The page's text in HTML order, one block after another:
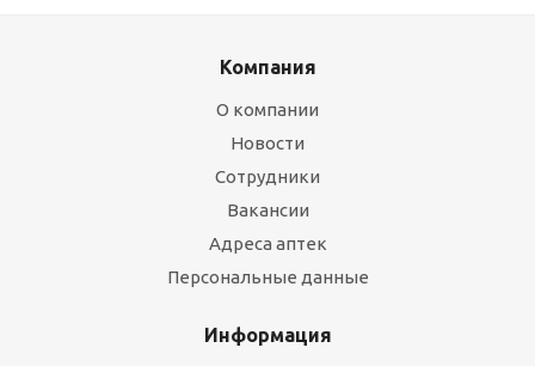
Компания
О компании
Новости
Сотрудники
Вакансии
Адреса аптек
Персональные данные
Информация